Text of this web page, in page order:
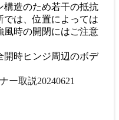
構造のため若干の抵抗
では、位置によっては
風時の開閉にはご注意
開時ヒンジ周辺のボデ
ー取説20240621